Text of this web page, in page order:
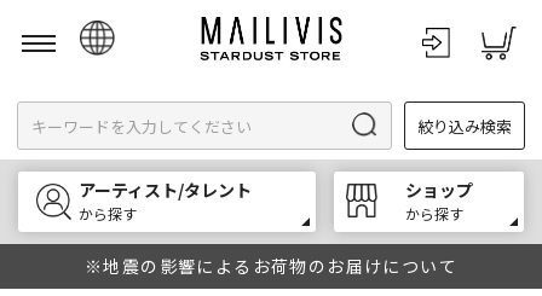
English
한국어
中文
絞り込み検索
アーティスト/タレント
から探す
ショップ
から探す
※地震の影響によるお荷物のお届けについて